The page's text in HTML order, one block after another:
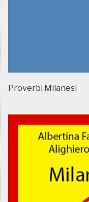
Proverbi Milanesi